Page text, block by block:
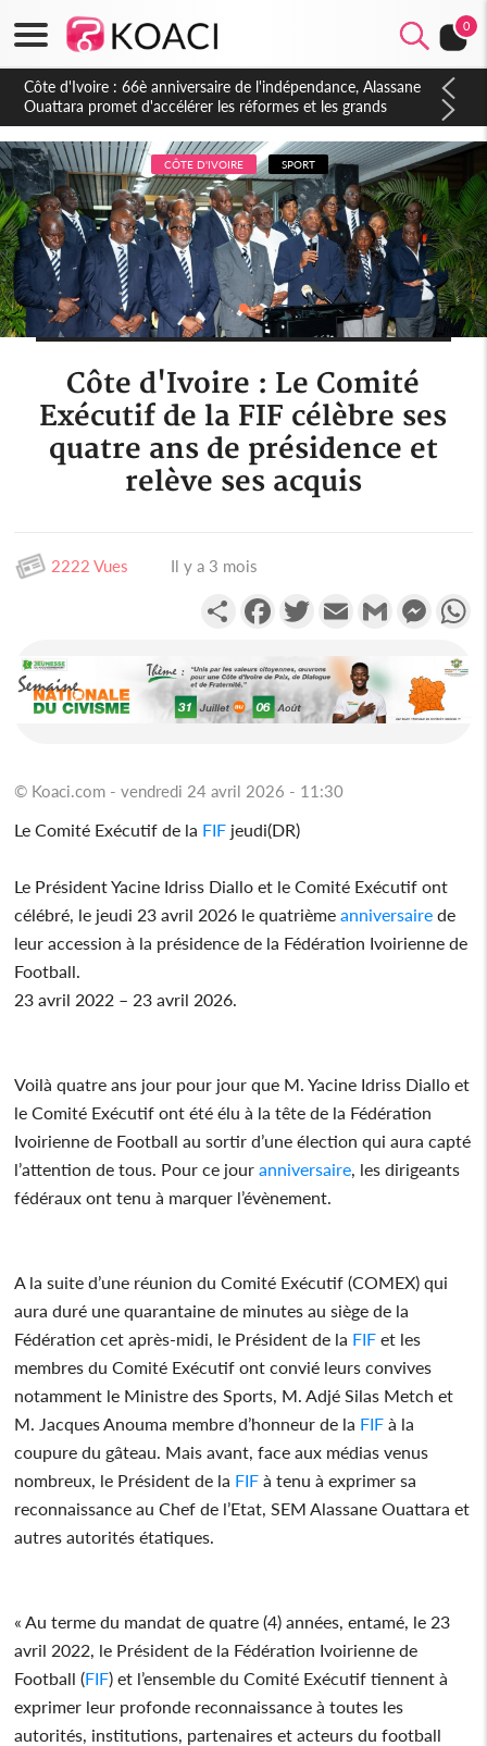
0
Côte d'Ivoire : À Abidjan, Amadou Oury Bah admire le modèle
ivoirien et veut s'en inspirer pour accélérer le développement
de la Guinée
CÔTE D'IVOIRE SPORT
Côte d'Ivoire : Le Comité
Exécutif de la FIF célèbre ses
quatre ans de présidence et
relève ses acquis
2222 Vues Il y a 3 mois
PartagerFacebookTwitterEmail Gmail
© Koaci.com - vendredi 24 avril 2026 - 11:30
Le Comité Exécutif de la FIF jeudi(DR)
Le Président Yacine Idriss Diallo et le Comité Exécutif ont
célébré, le jeudi 23 avril 2026 le quatrièmeanniversaire de
leur accession à la présidence de la Fédération Ivoirienne de
Football.
23 avril 2022 – 23 avril 2026.
Voilà quatre ans jour pour jour que M. Yacine Idriss Diallo et
le Comité Exécutif ont été élu à la tête de la Fédération
Ivoirienne de Football au sortir d’une élection qui aura capté
l’attention de tous. Pour ce jouranniversaire, les dirigeants
fédéraux ont tenu à marquer l’évènement.
A la suite d’une réunion du Comité Exécutif (COMEX) qui
aura duré une quarantaine de minutes au siège de la
Fédération cet après-midi, le Président de la FIF et les
membres du Comité Exécutif ont convié leurs convives
notamment le Ministre des Sports, M. Adjé Silas Metch et
M. Jacques Anouma membre d’honneur de la FIF à la
coupure du gâteau. Mais avant, face aux médias venus
nombreux, le Président de la FIF à tenu à exprimer sa
reconnaissance au Chef de l’Etat, SEM Alassane Ouattara et
autres autorités étatiques.
« Au terme du mandat de quatre (4) années, entamé, le 23
avril 2022, le Président de la Fédération Ivoirienne de
Football (FIF) et l’ensemble du Comité Exécutif tiennent à
exprimer leur profonde reconnaissance à toutes les
autorités, institutions, partenaires et acteurs du football